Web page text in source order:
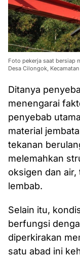
Foto pekerja saat bersiap
Desa Cilongok,
Ditanya
menengarai
penyebab
material
tekanan
melemahkan
oksigen dan
lembab.
Selain itu,
berfungsi
diperkirakan
satu abad ini